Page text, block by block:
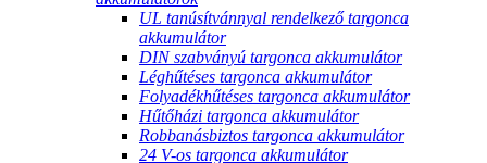
UL tanúsítvánnyal rendelkező targonca
akkumulátor
DIN szabványú targonca akkumulátor
Léghűtéses targonca akkumulátor
Folyadékhűtéses targonca akkumulátor
Hűtőházi targonca akkumulátor
Robbanásbiztos targonca akkumulátor
24 V-os targonca akkumulátor